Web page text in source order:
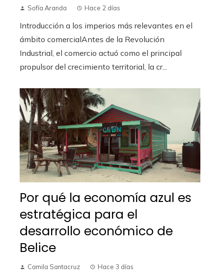
Sofía Aranda Hace 2 días
Introducción a los imperios más relevantes en el
ámbito comercialAntes de la Revolución
Industrial, el comercio actuó como el principal
propulsor del crecimiento territorial, la cr...
Por qué la economía azul es
estratégica para el
desarrollo económico de
Belice
Camila Santacruz Hace 3 días